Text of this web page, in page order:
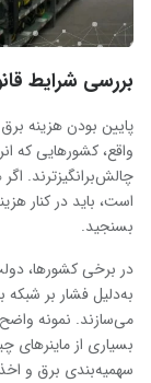
بررسی شرایط
پایین بودن هزینه
واقع، کشورهایی که
چالش‌برانگیزترند.
است، باید در کنار
بسنجید.
در برخی کشورها،
به‌دلیل فشار بر شبکه
می‌سازند. نمونه
بسیاری از ماینرهای
سهمیه‌بندی برق و